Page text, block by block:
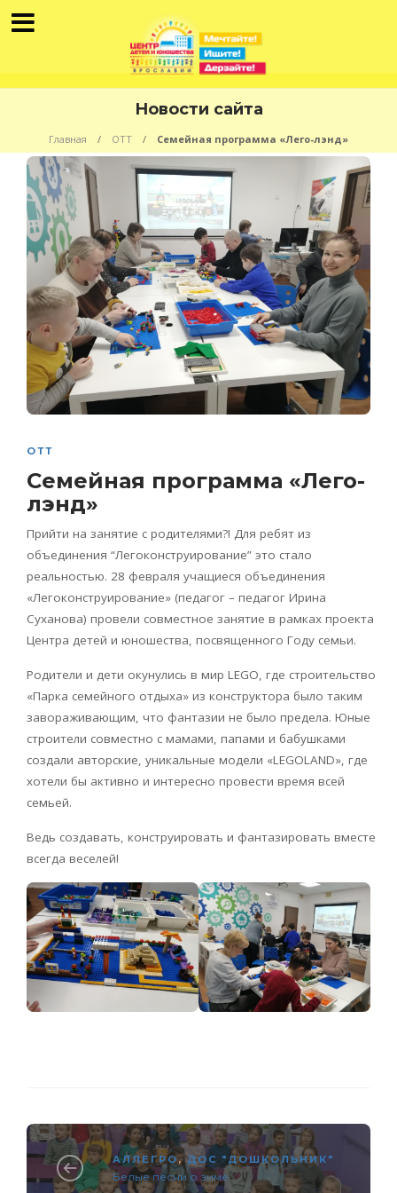
Новости сайта
Главная ОТТ Семейная программа «Лего-лэнд»
ОТТ
Семейная программа «Лего-
лэнд»
Прийти на занятие с родителями?! Для ребят из
объединения “Легоконструирование” это стало
реальностью. 28 февраля учащиеся объединения
«Легоконструирование» (педагог – педагог Ирина
Суханова) провели совместное занятие в рамках проекта
Центра детей и юношества, посвященного Году семьи.
Родители и дети окунулись в мир LEGO, где строительство
«Парка семейного отдыха» из конструктора было таким
завораживающим, что фантазии не было предела. Юные
строители совместно с мамами, папами и бабушками
создали авторские, уникальные модели «LEGOLAND», где
хотели бы активно и интересно провести время всей
семьей.
Ведь создавать, конструировать и фантазировать вместе
всегда веселей!
АЛЛЕГРО ,ДОС "ДОШКОЛЬНИК"
Белые песни о зиме